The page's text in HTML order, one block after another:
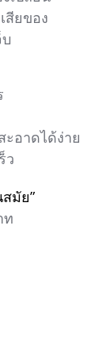
สียของ
ะอาดได้ง่าย
ว
มัย”
ท